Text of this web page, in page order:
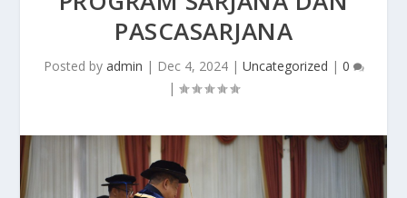
PASCASARJANA
Posted by admin | Dec 4, 2024| Uncategorized | 0
|